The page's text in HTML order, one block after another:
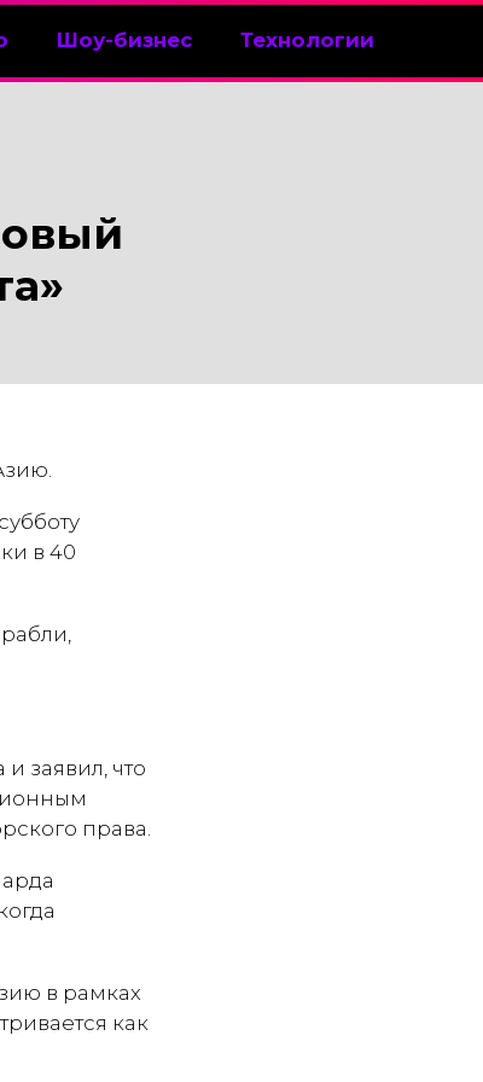
Шоу-бизнес Технологии
в 40
заявил, что
права.
в рамках
как